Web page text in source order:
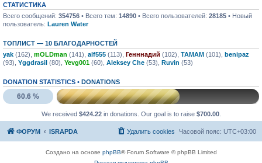
СТАТИСТИКА
Всего сообщений: 354756 • Всего тем: 14890 • Всего пользователей: 28185 • Новый
пользователь: Lauren Water
ТОПЛИСТ — 10 БЛАГОДАРНОСТЕЙ
yak (162), mOLDman (141), alf555 (113), Генннадий (102), TAMAM (101), benipaz
(93), Yggdrasil (80), Yevg001 (60), Aleksey Che (53), Ruvin (53)
DONATION STATISTICS • DONATIONS
60.6 %
We received $424.22in donations. Our goal is to raise $700.00.
ФОРУМ ISRAPDA Часовой пояс: UTC+03:00
Удалить cookies
Создано на основе phpBB® Forum Software © phpBB Limited